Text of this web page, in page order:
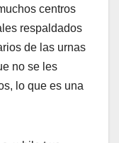
centros
respaldados
de las urnas
no se les
lo que es una